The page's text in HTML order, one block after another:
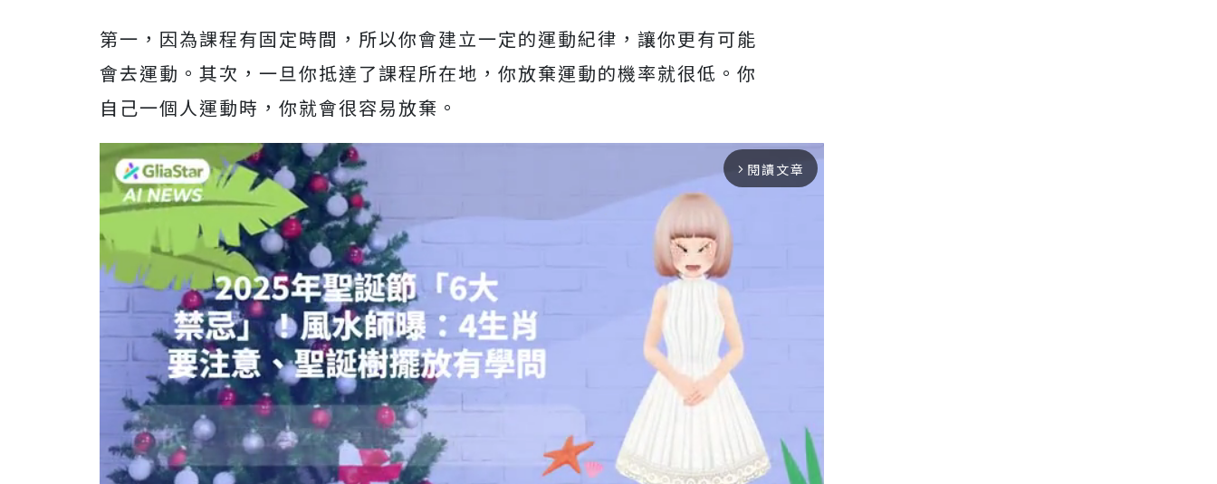
第一，因為課程有固定時間，所以你會建立一定的運動紀律，讓你更有可能
會去運動。其次，一旦你抵達了課程所在地，你放棄運動的機率就很低。你
自己一個人運動時，你就會很容易放棄。
arrow_forward_ios 閱讀文章